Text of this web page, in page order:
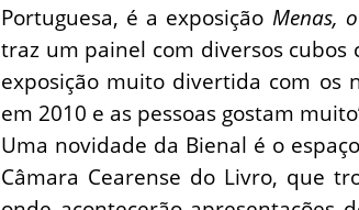
Portuguesa, é a exposição Menas,
traz um painel com diversos cubos
exposição muito divertida com os
em 2010 e as pessoas gostam
Uma novidade da Bienal é o
Câmara Cearense do Livro, que